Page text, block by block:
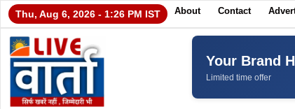
Thu, Aug 6, 2026 - 1:26 PM IST About Contact
Your Brand
Limited time offer